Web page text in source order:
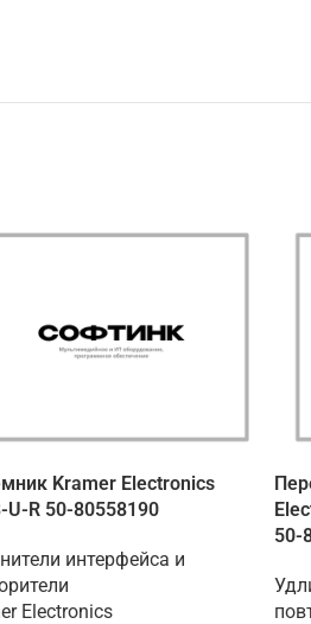
Kramer Electronics
U-R 50-80558190
интерфейса и
Electronics
50-